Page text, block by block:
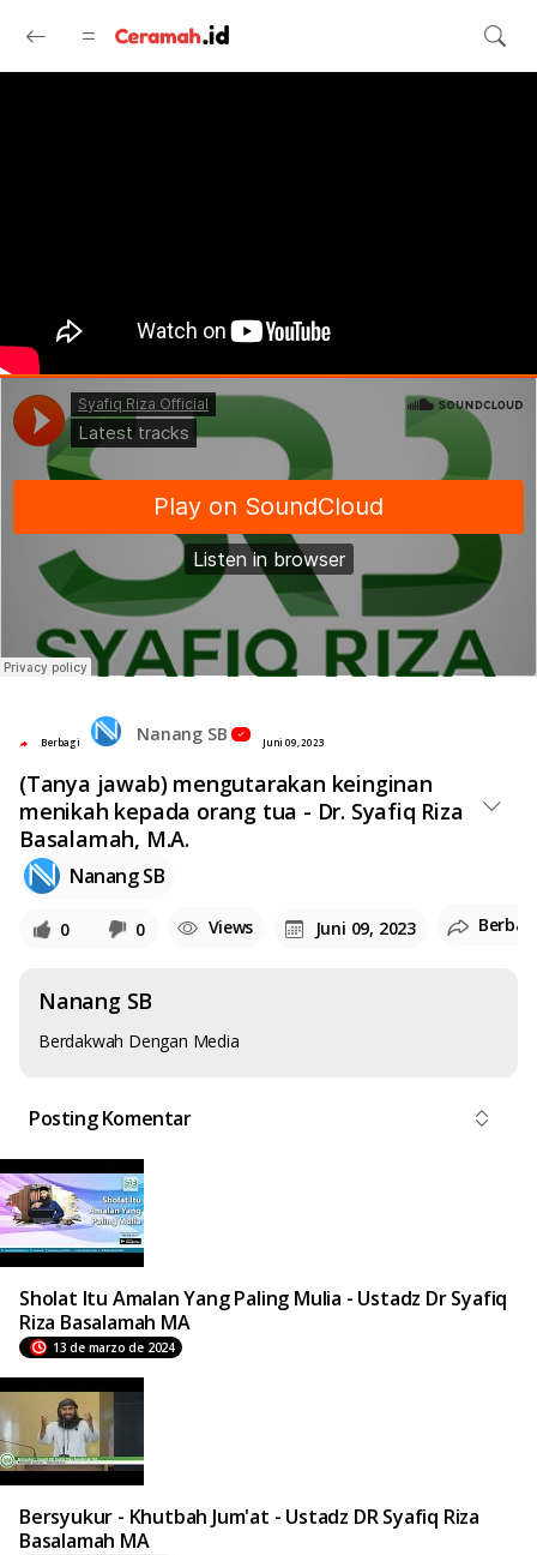
Langsung ke konten utama
Berbagi Nanang SB Juni 09, 2023
(Tanya jawab) mengutarakan keinginan
menikah kepada orang tua - Dr. Syafiq Riza
Basalamah, M.A.
Nanang SB
0 0 Views Juni 09, 2023
Nanang SB
Berdakwah Dengan Media
Posting Komentar
Sholat Itu Amalan Yang Paling Mulia - Ustadz Dr Syafiq
Riza Basalamah MA
13 de marzo de 2024
Bersyukur - Khutbah Jum'at - Ustadz DR Syafiq Riza
Basalamah MA